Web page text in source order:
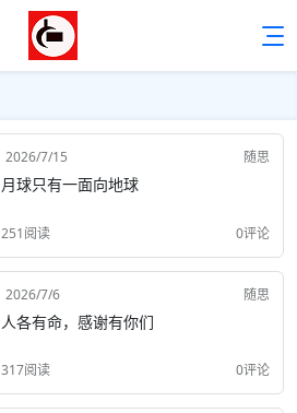
2026/7/15 随思
月球只有一面向地球
251阅读 0评论
2026/7/6 随思
人各有命，感谢有你们
317阅读 0评论